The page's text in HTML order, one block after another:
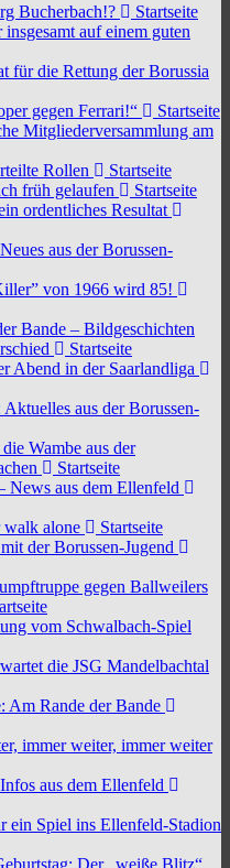
Bucherbach!?
Startseite
auf einem guten
für die Rettung der Borussia
gegen Ferrari!“
Startseite
Mitgliederversammlung am
Rollen
Startseite
früh gelaufen
Startseite
ordentliches Resultat
aus der Borussen-
von 1966 wird 85!
Bande – Bildgeschichten
Startseite
Abend in der Saarlandliga
Aktuelles aus der Borussen-
Wambe aus der
Startseite
News aus dem Ellenfeld
walk alone
Startseite
der Borussen-Jugend
gegen Ballweilers
vom Schwalbach-Spiel
die JSG Mandelbachtal
Am Rande der Bande
immer weiter, immer weiter
aus dem Ellenfeld
ein Spiel ins Ellenfeld-Stadion
Der „weiße Blitz“